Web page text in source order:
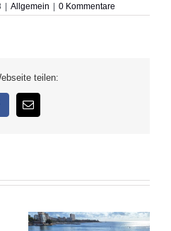
| Allgemein | 0 Kommentare
teilen:
E-
Mail